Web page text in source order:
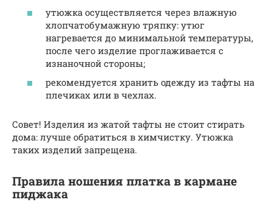
утюжка осуществляется через влажную
хлопчатобумажную тряпку: утюг
нагревается до минимальной температуры,
после чего изделие проглаживается с
изнаночной стороны;
рекомендуется хранить одежду из тафты на
плечиках или в чехлах.
Совет! Изделия из жатой тафты не стоит стирать
дома: лучше обратиться в химчистку. Утюжка
таких изделий запрещена.
Правила ношения платка в кармане
пиджака